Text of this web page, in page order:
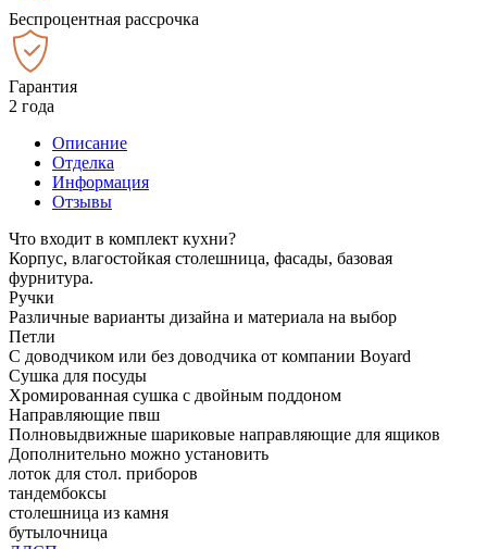
Беспроцентная рассрочка
Гарантия
2 года
Описание
Отделка
Информация
Отзывы
Что входит в комплект кухни?
Корпус, влагостойкая столешница, фасады, базовая
фурнитура.
Ручки
Различные варианты дизайна и материала на выбор
Петли
С доводчиком или без доводчика от компании Boyard
Сушка для посуды
Хромированная сушка с двойным поддоном
Направляющие пвш
Полновыдвижные шариковые направляющие для ящиков
Дополнительно можно установить
лоток для стол. приборов
тандембоксы
столешница из камня
бутылочница